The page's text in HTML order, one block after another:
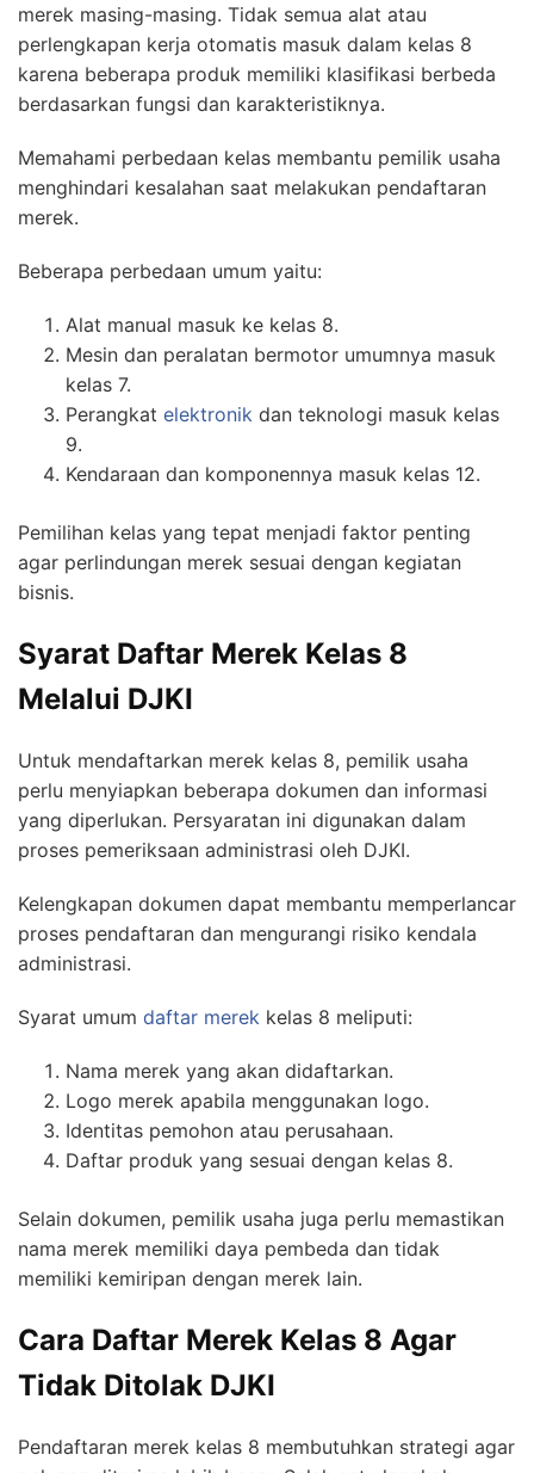
merek masing-masing. Tidak semua alat atau
perlengkapan kerja otomatis masuk dalam kelas 8
karena beberapa produk memiliki klasifikasi berbeda
berdasarkan fungsi dan karakteristiknya.
Memahami perbedaan kelas membantu pemilik usaha
menghindari kesalahan saat melakukan pendaftaran
merek.
Beberapa perbedaan umum yaitu:
Alat manual masuk ke kelas 8.
Mesin dan peralatan bermotor umumnya masuk
kelas 7.
Perangkat elektronik dan teknologi masuk kelas
9.
Kendaraan dan komponennya masuk kelas 12.
Pemilihan kelas yang tepat menjadi faktor penting
agar perlindungan merek sesuai dengan kegiatan
bisnis.
Syarat Daftar Merek Kelas 8
Melalui DJKI
Untuk mendaftarkan merek kelas 8, pemilik usaha
perlu menyiapkan beberapa dokumen dan informasi
yang diperlukan. Persyaratan ini digunakan dalam
proses pemeriksaan administrasi oleh DJKI.
Kelengkapan dokumen dapat membantu memperlancar
proses pendaftaran dan mengurangi risiko kendala
administrasi.
Syarat umum daftar merek kelas 8 meliputi:
Nama merek yang akan didaftarkan.
Logo merek apabila menggunakan logo.
Identitas pemohon atau perusahaan.
Daftar produk yang sesuai dengan kelas 8.
Selain dokumen, pemilik usaha juga perlu memastikan
nama merek memiliki daya pembeda dan tidak
memiliki kemiripan dengan merek lain.
Cara Daftar Merek Kelas 8 Agar
Tidak Ditolak DJKI
Pendaftaran merek kelas 8 membutuhkan strategi agar